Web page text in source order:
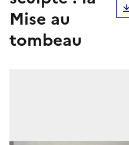
Mise au
tombeau